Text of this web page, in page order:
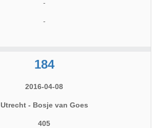
-
-
184
2016-04-08
Utrecht - Bosje van Goes
405